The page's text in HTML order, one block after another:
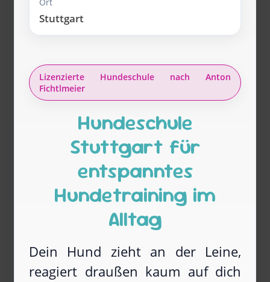
Ort
Stuttgart
Lizenzierte Hundeschule nach Anton
Fichtlmeier
Hundeschule
Stuttgart für
entspanntes
Hundetraining im
Alltag
Dein Hund zieht an der Leine,
reagiert draußen kaum auf dich